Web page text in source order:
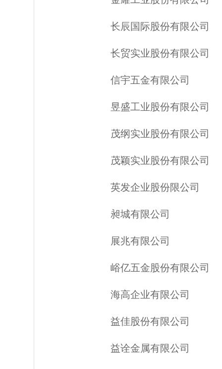
长辰国际股份有限公司
长贸实业股份有限公司
信宇五金有限公司
昱盛工业股份有限公司
茂纲实业股份有限公司
茂颖实业股份有限公司
英发企业股份限公司
昶城有限公司
展兆有限公司
峪亿五金股份有限公司
海高企业有限公司
益佳股份有限公司
益诠金属有限公司